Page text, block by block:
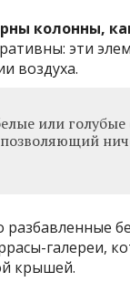
колонны,
эти
воздуха.
или
разбавленные
галереи,
крышей.